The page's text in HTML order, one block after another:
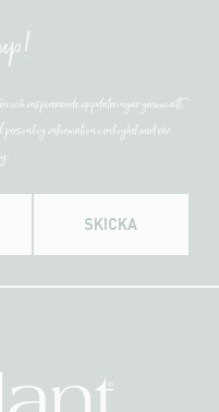
och inspirerande uppdateringar genom att
information i enlighet med vår
SKICKA